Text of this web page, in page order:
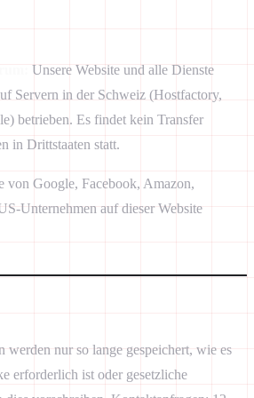
Unsere Website und alle Dienste
Servern in der Schweiz (Hostfactory,
betrieben. Es findet kein Transfer
in Drittstaaten statt.
von Google, Facebook, Amazon,
Unternehmen auf dieser Website
werden nur so lange gespeichert, wie es
erforderlich ist oder gesetzliche